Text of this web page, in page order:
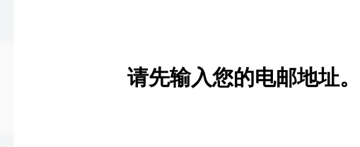
请先输入您的电邮地址。